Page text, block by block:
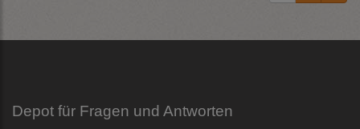
Depot für Fragen und Antworten